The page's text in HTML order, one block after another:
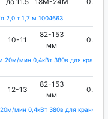
2,0 т 1,7 м 1004663
10-11
82-153
мм
0.4
20м/мин 0,4кВт 380в для кран-
12-13
82-153
мм
0.4
мин 0,4кВт 380в для кран-